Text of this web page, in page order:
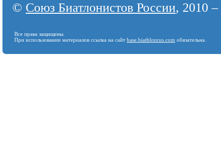
© Союз Биатлонистов России, 2010
Все права защищены.
При использовании материалов ссылка на сайт base.biathlonrus.com обязательна.